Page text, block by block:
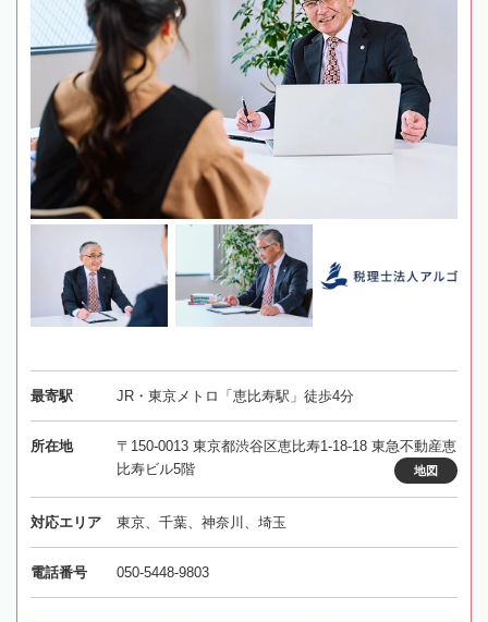
最寄駅 JR・東京メトロ「恵比寿駅」徒歩4分
所在地
〒150-0013 東京都渋谷区恵比寿1-18-18 東急不動産恵
比寿ビル5階
地図
対応エリア 東京、千葉、神奈川、埼玉
電話番号 050-5448-9803